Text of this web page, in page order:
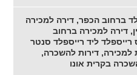
ברחוב הכפר, דירה למכירה
דירה למכירה ברחוב
ליד רייספלד סנטר
למכירה, דירות להשכרה,
בקרית אונו